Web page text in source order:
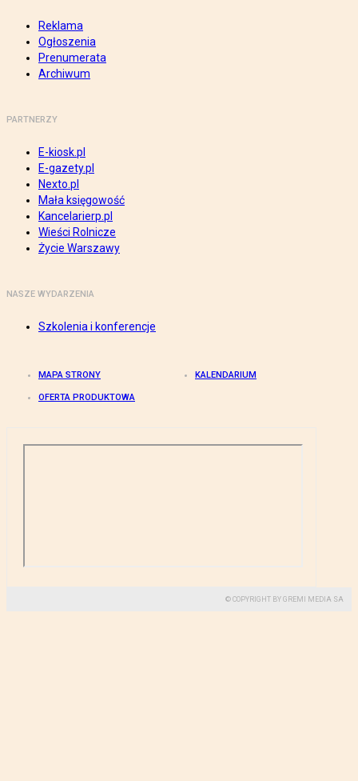
Reklama
Ogłoszenia
Prenumerata
Archiwum
PARTNERZY
E-kiosk.pl
E-gazety.pl
Nexto.pl
Mała księgowość
Kancelarierp.pl
Wieści Rolnicze
Życie Warszawy
NASZE WYDARZENIA
Szkolenia i konferencje
MAPA STRONY KALENDARIUM
OFERTA PRODUKTOWA
© COPYRIGHT BY GREMI MEDIA SA